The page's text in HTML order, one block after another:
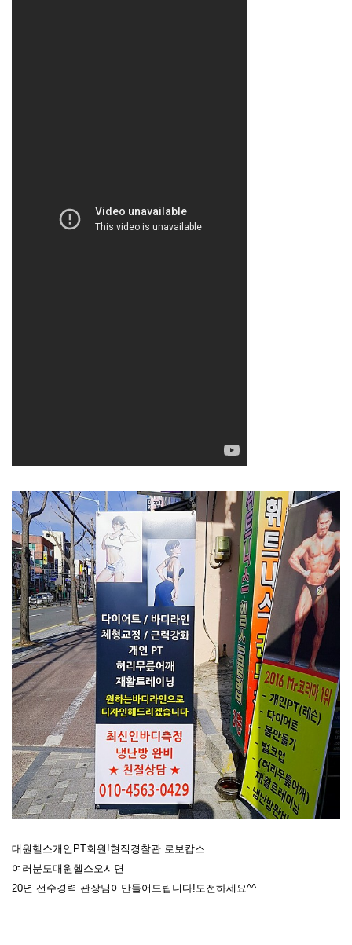
대원헬스개인PT회원!현직경찰관 로보캅스
여러분도대원헬스오시면
20년 선수경력 관장님이만들어드립니다!도전하세요^^